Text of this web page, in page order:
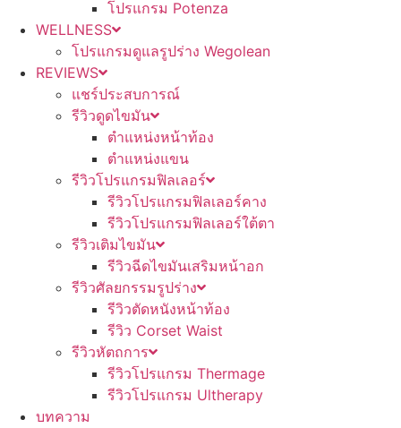
โปรแกรม Potenza
WELLNESS
โปรแกรมดูแลรูปร่าง Wegolean
REVIEWS
แชร์ประสบการณ์
รีวิวดูดไขมัน
ตำแหน่งหน้าท้อง
ตำแหน่งแขน
รีวิวโปรแกรมฟิลเลอร์
รีวิวโปรแกรมฟิลเลอร์คาง
รีวิวโปรแกรมฟิลเลอร์ใต้ตา
รีวิวเติมไขมัน
รีวิวฉีดไขมันเสริมหน้าอก
รีวิวศัลยกรรมรูปร่าง
รีวิวตัดหนังหน้าท้อง
รีวิว Corset Waist
รีวิวหัตถการ
รีวิวโปรแกรม Thermage
รีวิวโปรแกรม Ultherapy
บทความ